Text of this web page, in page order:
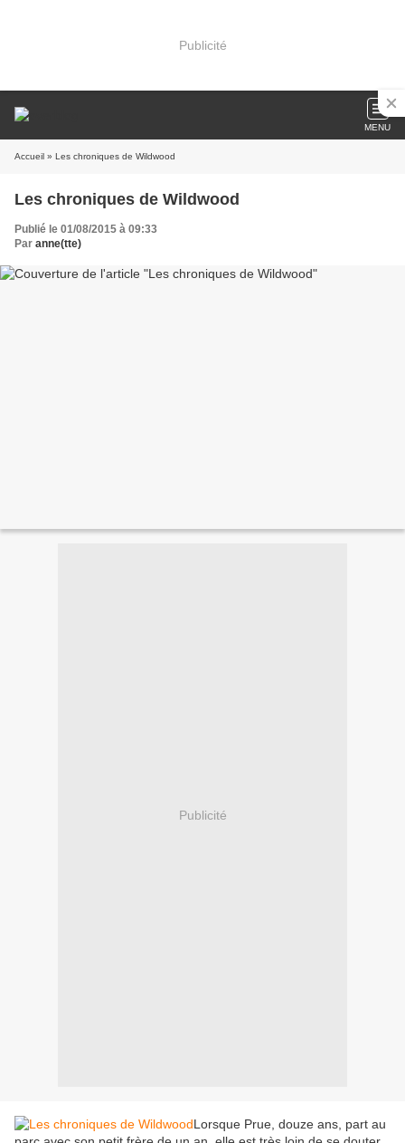
Publicité
MENU
Accueil » Les chroniques de Wildwood
Les chroniques de Wildwood
Publié le 01/08/2015 à 09:33
Par anne(tte)
Publicité
Lorsque Prue, douze ans, part au